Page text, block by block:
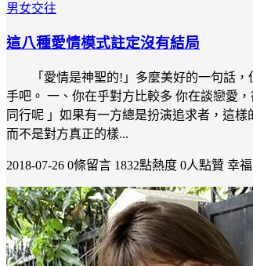
男女交往
這八種愛情模式註定沒有結局
「愛情是神聖的!」多麼美好的一句話
手吧。 一、你在乎對方比較多 你在談戀愛
同行呢 」如果有一方總是扮演追求者，這
而不是對方真正的樣...
2018-07-26 0條留言 1832點熱度 0人點贊 幸